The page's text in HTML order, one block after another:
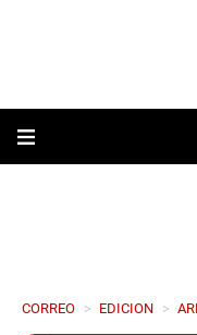
CORREO > EDICION >